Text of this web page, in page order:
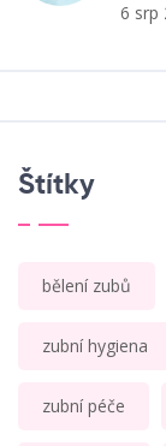
6 srp
Štítky
bělení zubů
zubní hygiena
zubní péče